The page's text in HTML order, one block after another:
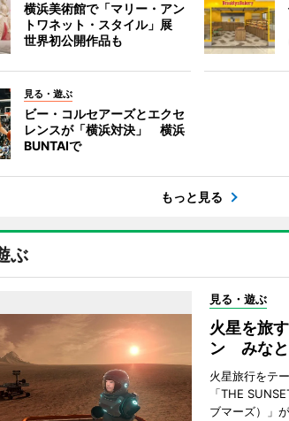
横浜美術館で「マリー・アン
トワネット・スタイル」展
世界初公開作品も
見る・遊ぶ
ビー・コルセアーズとエクセ
レンスが「横浜対決」 横浜
BUNTAIで
もっと見る
ぶ
見る・遊ぶ
火星を旅
ン みなと
火星旅行をテ
「THE
ブマーズ）」